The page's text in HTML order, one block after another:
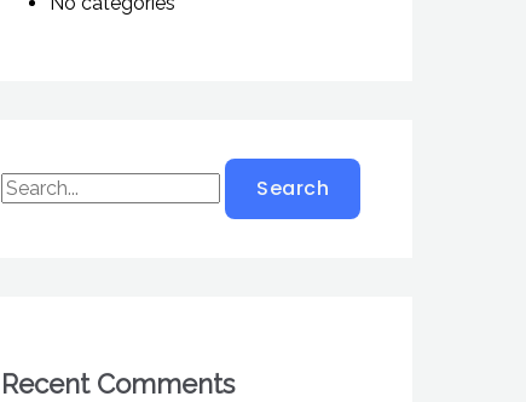
Recent Comments